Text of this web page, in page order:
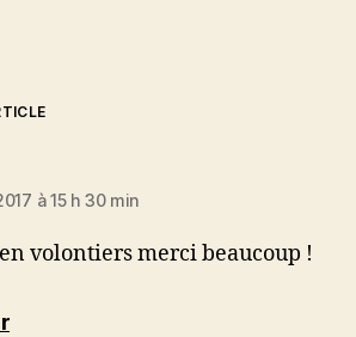
à 15 h 30 min
volontiers merci beaucoup !
dit :